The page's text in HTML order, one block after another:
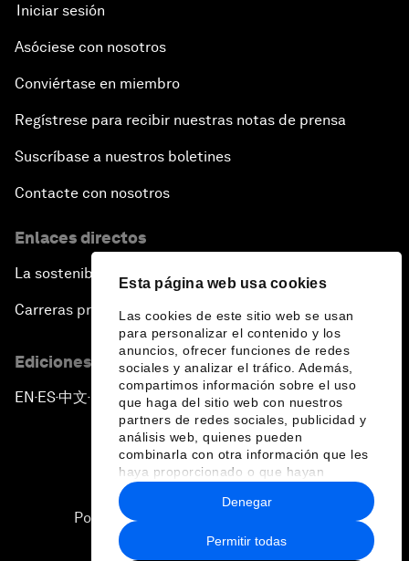
Esta página web usa cookies
Las cookies de este sitio web se usan
para personalizar el contenido y los
anuncios, ofrecer funciones de redes
sociales y analizar el tráfico. Además,
compartimos información sobre el uso
que haga del sitio web con nuestros
partners de redes sociales, publicidad y
análisis web, quienes pueden
combinarla con otra información que les
haya proporcionado o que hayan
recopilado a partir del uso que haya
hecho de sus servicios.
Permitir todas
Denegar
Iniciar sesión
Asóciese con nosotros
Conviértase en miembro
Regístrese para recibir nuestras notas de prensa
Suscríbase a nuestros boletines
Contacte con nosotros
Enlaces directos
La sostenibilidad en el Foro
Carreras profesionales
Ediciones en otros idiomas
EN ▪ES▪中文▪ 日本語
Política de privacidad y normas de uso
Sitemap